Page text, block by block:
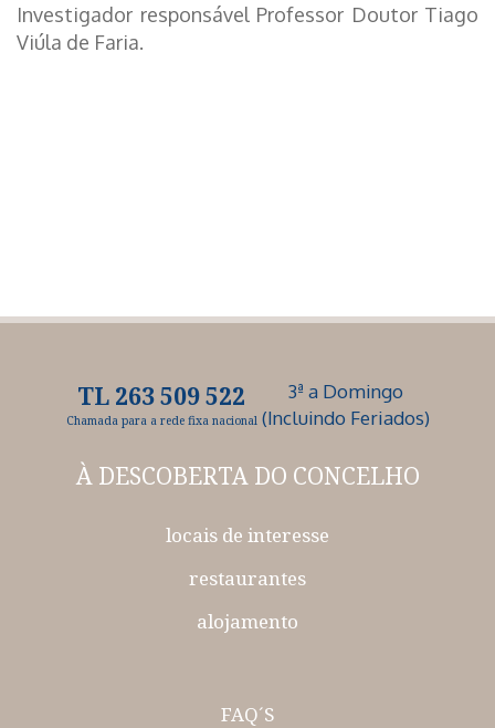
Investigador responsável Professor Doutor Tiago
Viúla de Faria.
TL 263 509 522
Chamada para a rede fixa nacional
3ª a Domingo
(Incluindo Feriados)
À DESCOBERTADO CONCELHO
locais de interesse
restaurantes
alojamento
FAQ´S